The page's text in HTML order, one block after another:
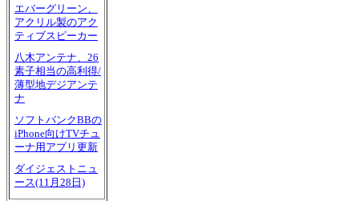
エバーグリーン、
アクリル製のアク
ティブスピーカー
八木アンテナ、26
素子相当の高利得/
薄型地デジアンテ
ナ
ソフトバンクBBの
iPhone向けTVチュ
ーナ用アプリ更新
ダイジェストニュ
ース(11月28日)